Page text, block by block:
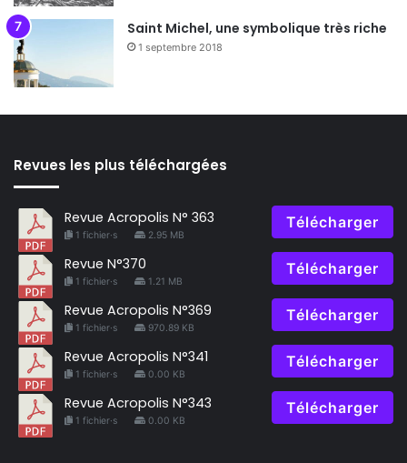
Saint Michel, une symbolique très riche
1 septembre 2018
Revues les plus téléchargées
Revue Acropolis N° 363
1 fichier·s 2.95 MB
Télécharger
Revue N°370
1 fichier·s 1.21 MB
Télécharger
Revue Acropolis N°369
1 fichier·s 970.89 KB
Télécharger
Revue Acropolis N°341
1 fichier·s 0.00 KB
Télécharger
Revue Acropolis N°343
1 fichier·s 0.00 KB
Télécharger